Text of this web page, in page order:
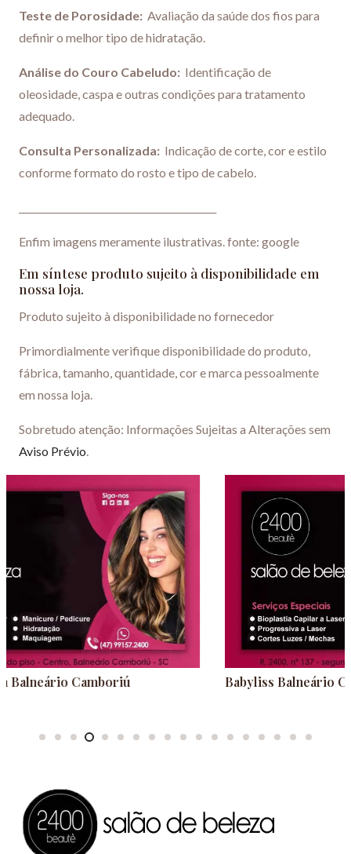
Teste de Porosidade: Avaliação da saúde dos fios para
definir o melhor tipo de hidratação.
Análise do Couro Cabeludo: Identificação de
oleosidade, caspa e outras condições para tratamento
adequado.
Consulta Personalizada: Indicação de corte, cor e estilo
conforme formato do rosto e tipo de cabelo.
Enfim imagens meramente ilustrativas. fonte: google
Em síntese produto sujeito à disponibilidade em
nossa loja.
Produto sujeito à disponibilidade no fornecedor
Primordialmente verifique disponibilidade do produto,
fábrica, tamanho, quantidade, cor e marca pessoalmente
em nossa loja.
Sobretudo atenção: Informações Sujeitas a Alterações sem
Aviso Prévio
Babyliss Balneário Camboriú